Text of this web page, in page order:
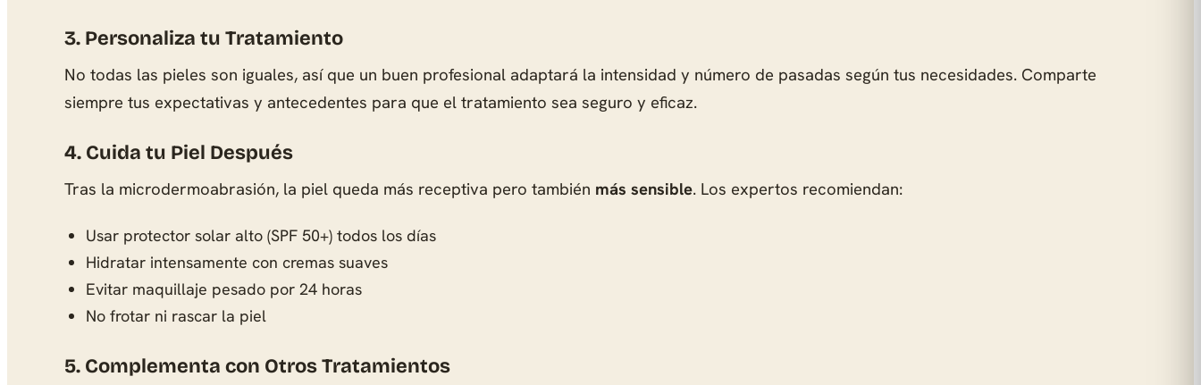
3. Personaliza tu Tratamiento
No todas las pieles son iguales, así que un buen profesional adaptará la intensidad y número de pasadas según tus necesidades. Comparte
siempre tus expectativas y antecedentes para que el tratamiento sea seguro y eficaz.
4. Cuida tu Piel Después
Tras la microdermoabrasión, la piel queda más receptiva pero también más sensible. Los expertos recomiendan:
Usar protector solar alto (SPF 50+) todos los días
Hidratar intensamente con cremas suaves
Evitar maquillaje pesado por 24 horas
No frotar ni rascar la piel
5. Complementa con Otros Tratamientos